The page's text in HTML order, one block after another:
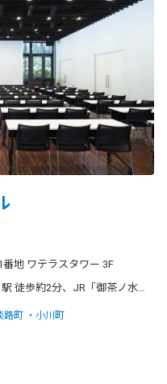
地 ワテラスタワー 3F
歩約3分、東京メトロ丸ノ内線「淡路町」駅 徒歩約2分
路町
小川町